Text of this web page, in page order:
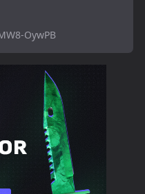
OywPB